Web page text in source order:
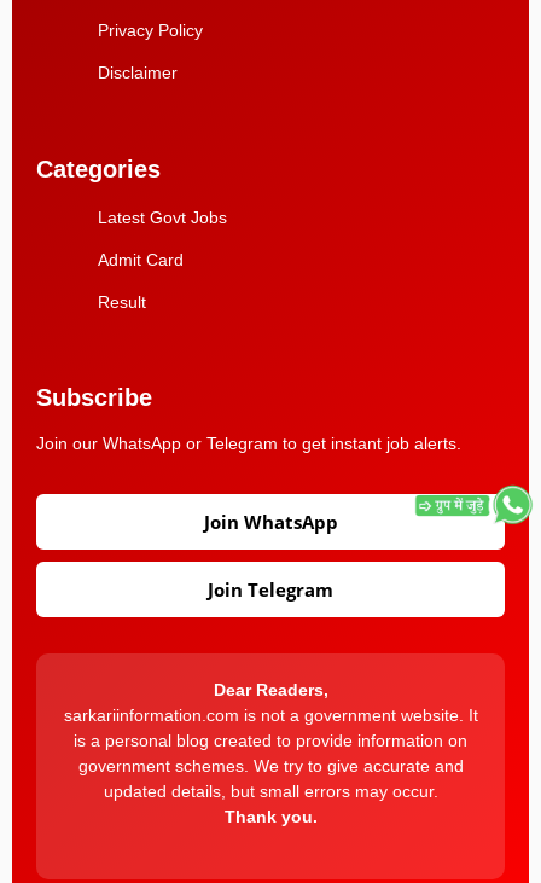
Privacy Policy
Disclaimer
Categories
Latest Govt Jobs
Admit Card
Result
Subscribe
Join our WhatsApp or Telegram to get instant job alerts.
Join WhatsApp
Join Telegram
Dear Readers,
sarkariinformation.com is not a government website. It
is a personal blog created to provide information on
government schemes. We try to give accurate and
updated details, but small errors may occur.
Thank you.